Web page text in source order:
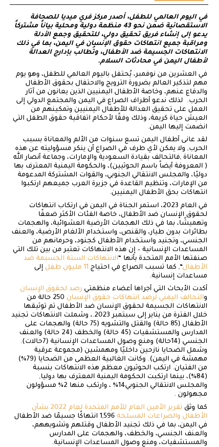
في اليوم العالمي للطفل، أصدر مركز فري ميديا للصحافة
الاستقصائية ضمن نحو 43 منظمة دولية ومحلية بياناً مشتركاً
يدعو إلى إنشاء فريق تحقيق دولي، للتحقيق وجمع الأدلة
ومراقبة جميع انتهاكات حقوق الإنسان في اليمن، بما في ذلك
الانتهاكات الجسيمة ضد الأطفال، وتُطالب بإدارج العدالة
لأطفال اليمن في محادثات السلام.
في العشرين من نوفمبر، يُحتفل باليوم العالمي للطفل، وهو يوم
مهم لتذكير العالم بضرورة الترويج والاحتفال بحقوق الأطفال
والدفاع عنهم، وخاصة الأطفال اليمنيين الذين يعانون من آثار
الحرب. لذلك ندعو أطراف الصراع في اليمن والمجتمع الدولي إلى
العمل على تحقيق العدالة للأطفال اليمنيين وتمكينهم من
العيش حياة كريمة، وذلك وفقًا لأحكام اتفاقية حقوق الطفل التي
انضمت إليها اليمن.
لقد عانى أطفال اليمن تسع سنوات من الألم والمعاناة بسبب
الحرب, ولا يمكن لأي طرف في الصراع أن ينكر مسؤوليته عن هذه
المعاناة ,فالتحالف بقيادة السعودية والإمارات، وجماعة أنصار الله
( المعروفة أيضاً باسم الحوثيين)، والحكومة اليمنية المعترف بها
دوليًا، والمجلس الانتقالي الجنوبي، والقوات المشتركة المدعومة
من الإمارات، وتنظيم القاعدة في جزيرة العرب جميعهم ارتكبوا
انتهاكات بحق الأطفال اليمنيين.
في العام 2023، استمر الجناة في اليمن في ارتكاب انتهاكات
لحقوق الإنسان ضد الأطفال، خاصة الفئات الأكثر ضعفًا
وتهميشًا، بما في ذلك الهجمات الأرضية العشوائية، والهجمات
بطائرات بدون طيار، والقنص، واستخدام الألغام الأرضية، والعنف
الجنسي، وتجنيد واستخدام الأطفال كجنود، وحرمانهم من
المساعدات الإنسانية – إن هذه الانتهاكات تعتبر من بين تلك التي
صنفتها الأمم المتحدة بأنها “الانتهاكات الستة الجسيمة ضد
الأطفال“, كما تسبب الصراع في احتياج 11 مليون طفل
إلى
مساعدات إنسانية.
أكدت الأبحاث التي أجراها أعضاء منظمتي رصد لحقوق الإنسان
والتحالف اليمني لرصد انتهاكات حقوق الإنسان
250 حالة من
الانتهاكات الجسيمة لحقوق الإنسان ضد الأطفال تم توثيقها
خلال الفترة من يناير إلى سبتمبر 2023.، وشملت الانتهاكات تجنيد
الأطفال (85 حالة) والقتل والتشويه (75 حالة) والهجمات على
المدارس والمستشفيات (45 حالة) والخطف (24 حالة) والعنف
الجنسي (14حالة) ومنع وصول المساعدات الإنسانية (7حالات).
وشمل الضحايا نازحين داخليًا ومهمشين (مجموعة عرقية
مهمشة في اليمن). وكانت الغالبية العظمى من الضحايا (79٪)
من الفتيان. ارتكب الحوثيون معظم هذه الانتهاكات بنسبة
(84٪)، بينما ارتكبت الحكومة اليمنية المعترف بها دوليا,
والمجلس الانتقالي الجنوبي14٪ ، وارتكب منها 2٪ مسؤولون
مجهولون .
كما وثق
تقرير الأمين العام للأمم المتحدة لعام 2022 بشأن
الأطفال والصراعات المسلحة
1,596 انتهاكًا جسيمًا ضد الأطفال
في اليمن، بما في ذلك تجنيد الأطفال وقتلهم وتشويههم،
والعنف الجنسي، والخطف، والهجمات على المدارس
والمستشفيات، ومنع وصول المساعدات الإنسانية.